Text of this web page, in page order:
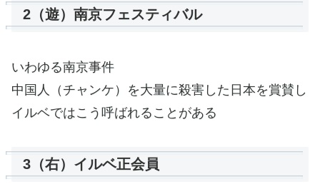
2（遊）南京フェスティバル
いわゆる南京事件
中国人（チャンケ）を大量に殺害した日本を賞賛し
イルベではこう呼ばれることがある
3（右）イルベ正会員